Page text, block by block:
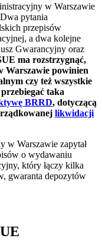
w Warszawie
pytania
przepisów
a dwa kolejne
Gwarancyjny oraz
ma rozstrzygnąć,
Warszawie powinien
czy też wszystkie
taka
BRRD, dotyczącą
likwidacji
w Warszawie zapytał
o wydawaniu
który łączy kilka
gwaranta depozytów